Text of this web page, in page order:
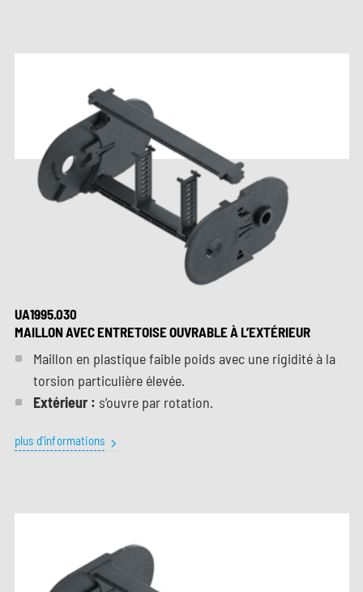
UA1995.030
MAILLON AVEC ENTRETOISE OUVRABLE À L’EXTÉRIEUR
Maillon en plastique faible poids avec une rigidité à la
torsion particulière élevée.
Extérieur : s’ouvre par rotation.
plus d'informations